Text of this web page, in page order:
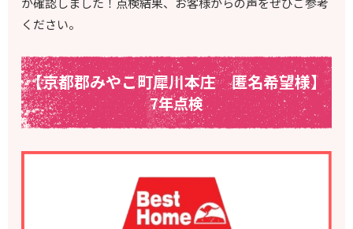
ください。
【京都郡みやこ町犀川本庄 匿名希望様】
7年点検